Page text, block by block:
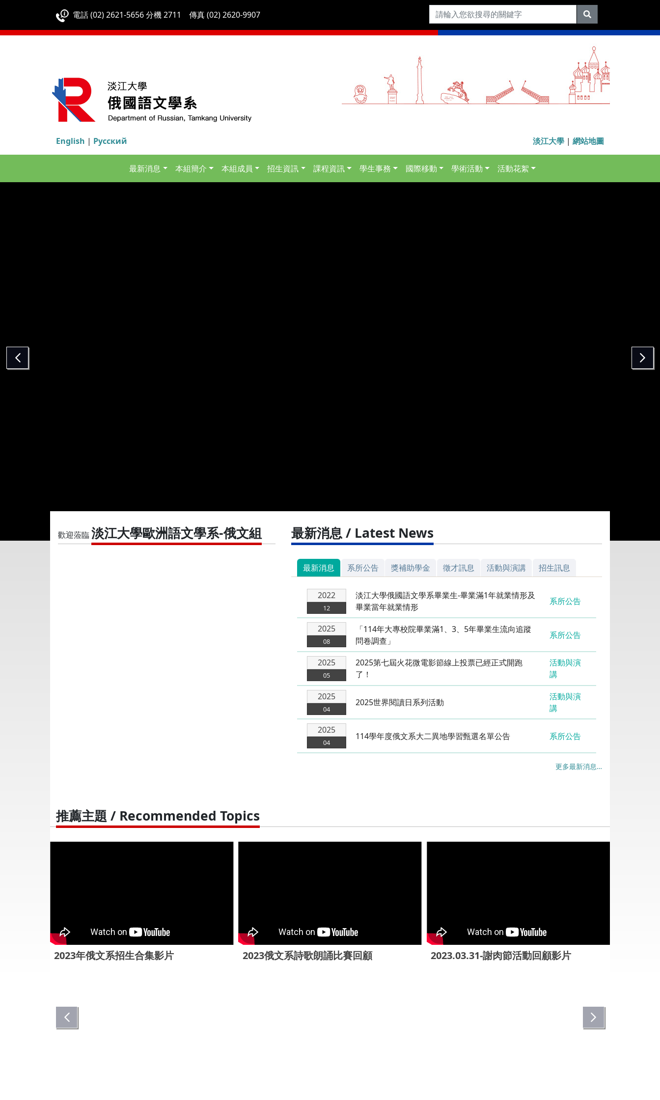
電話 (02) 2621-5656 分機 2711 傳真 (02) 2620-9907
English | Русский 淡江大學 | 網站地圖
最新消息 本組簡介 本組成員 招生資訊 課程資訊 學生事務 國際移動 學術活動 活動花絮
歡迎蒞臨淡江大學歐洲語文學系-俄文組 最新消息 / Latest News
最新消息 系所公告 獎補助學金 徵才訊息 活動與演講 招生訊息
2022
12
淡江大學俄國語文學系畢業生-畢業滿1年就業情形及
畢業當年就業情形
系所公告
2025
08
「114年大專校院畢業滿1、3、5年畢業生流向追蹤
問卷調查」
系所公告
2025
05
2025第七屆火花微電影節線上投票已經正式開跑
了！
活動與演
講
2025
04
2025世界閱讀日系列活動
活動與演
講
2025
04
114學年度俄文系大二異地學習甄選名單公告 系所公告
更多最新消息…
推薦主題 / Recommended Topics
2023年俄文系招生合集影片 2023俄文系詩歌朗誦比賽回顧 2023.03.31-謝肉節活動回顧影片